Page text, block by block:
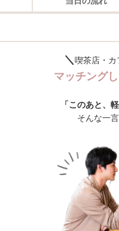
＼喫茶店・カ
マッチング
「このあと、
そんな一